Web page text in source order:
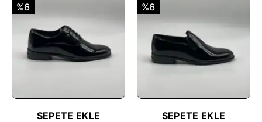
%6
SEPETE EKLE
%6
SEPETE EKLE